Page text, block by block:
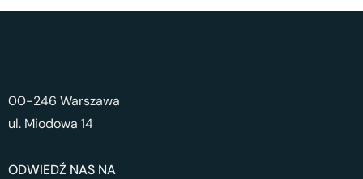
00-246 Warszawa
ul. Miodowa 14
ODWIEDŹ NAS NA